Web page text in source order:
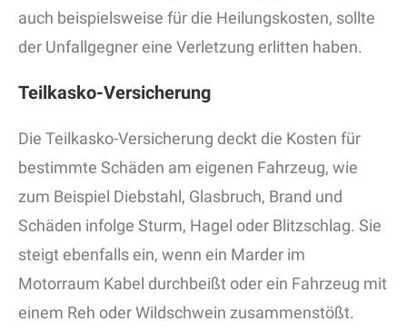
auch beispielsweise für die Heilungskosten, sollte
der Unfallgegner eine Verletzung erlitten haben.
Teilkasko-Versicherung
Die Teilkasko-Versicherung deckt die Kosten für
bestimmte Schäden am eigenen Fahrzeug, wie
zum Beispiel Diebstahl, Glasbruch, Brand und
Schäden infolge Sturm, Hagel oder Blitzschlag. Sie
steigt ebenfalls ein, wenn ein Marder im
Motorraum Kabel durchbeißt oder ein Fahrzeug mit
einem Reh oder Wildschwein zusammenstößt.